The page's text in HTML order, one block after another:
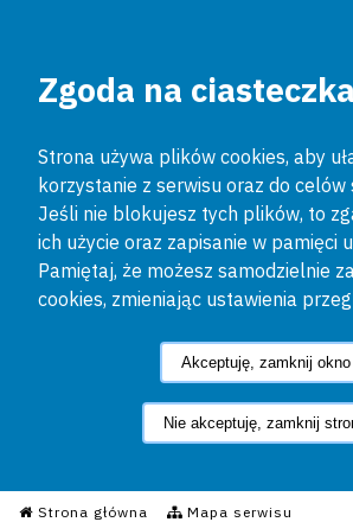
Zgoda na ciasteczka
Strona używa plików cookies, aby
korzystanie z serwisu oraz do
Jeśli nie blokujesz tych plików, to
ich użycie oraz zapisanie w pamięci
Pamiętaj, że możesz samodzielnie
cookies, zmieniając ustawienia
Akceptuję, zamknij okno
Nie akceptuję, zamknij
Strona główna Mapa serwisu
Informacyjny